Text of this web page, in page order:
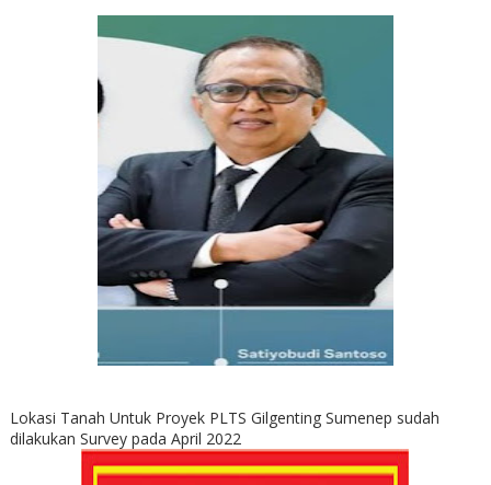
Lokasi Tanah Untuk Proyek PLTS Gilgenting Sumenep sudah
dilakukan Survey pada April 2022